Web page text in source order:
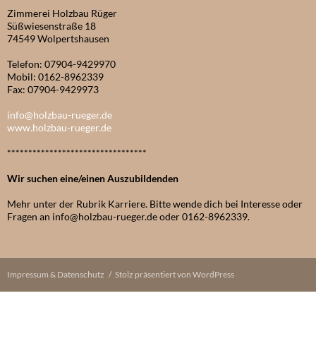
Zimmerei Holzbau Rüger
Süßwiesenstraße 18
74549 Wolpertshausen
Telefon: 07904-9429970
Mobil: 0162-8962339
Fax: 07904-9429973
info@holzbau-rueger.de
www.holzbau-rueger.de
*********************************
Wir suchen eine/einen Auszubildenden
Mehr unter der Rubrik Karriere. Bitte wende dich bei Interesse oder
Fragen an info@holzbau-rueger.de oder 0162-8962339.
Impressum & Datenschutz Stolz präsentiert von WordPress